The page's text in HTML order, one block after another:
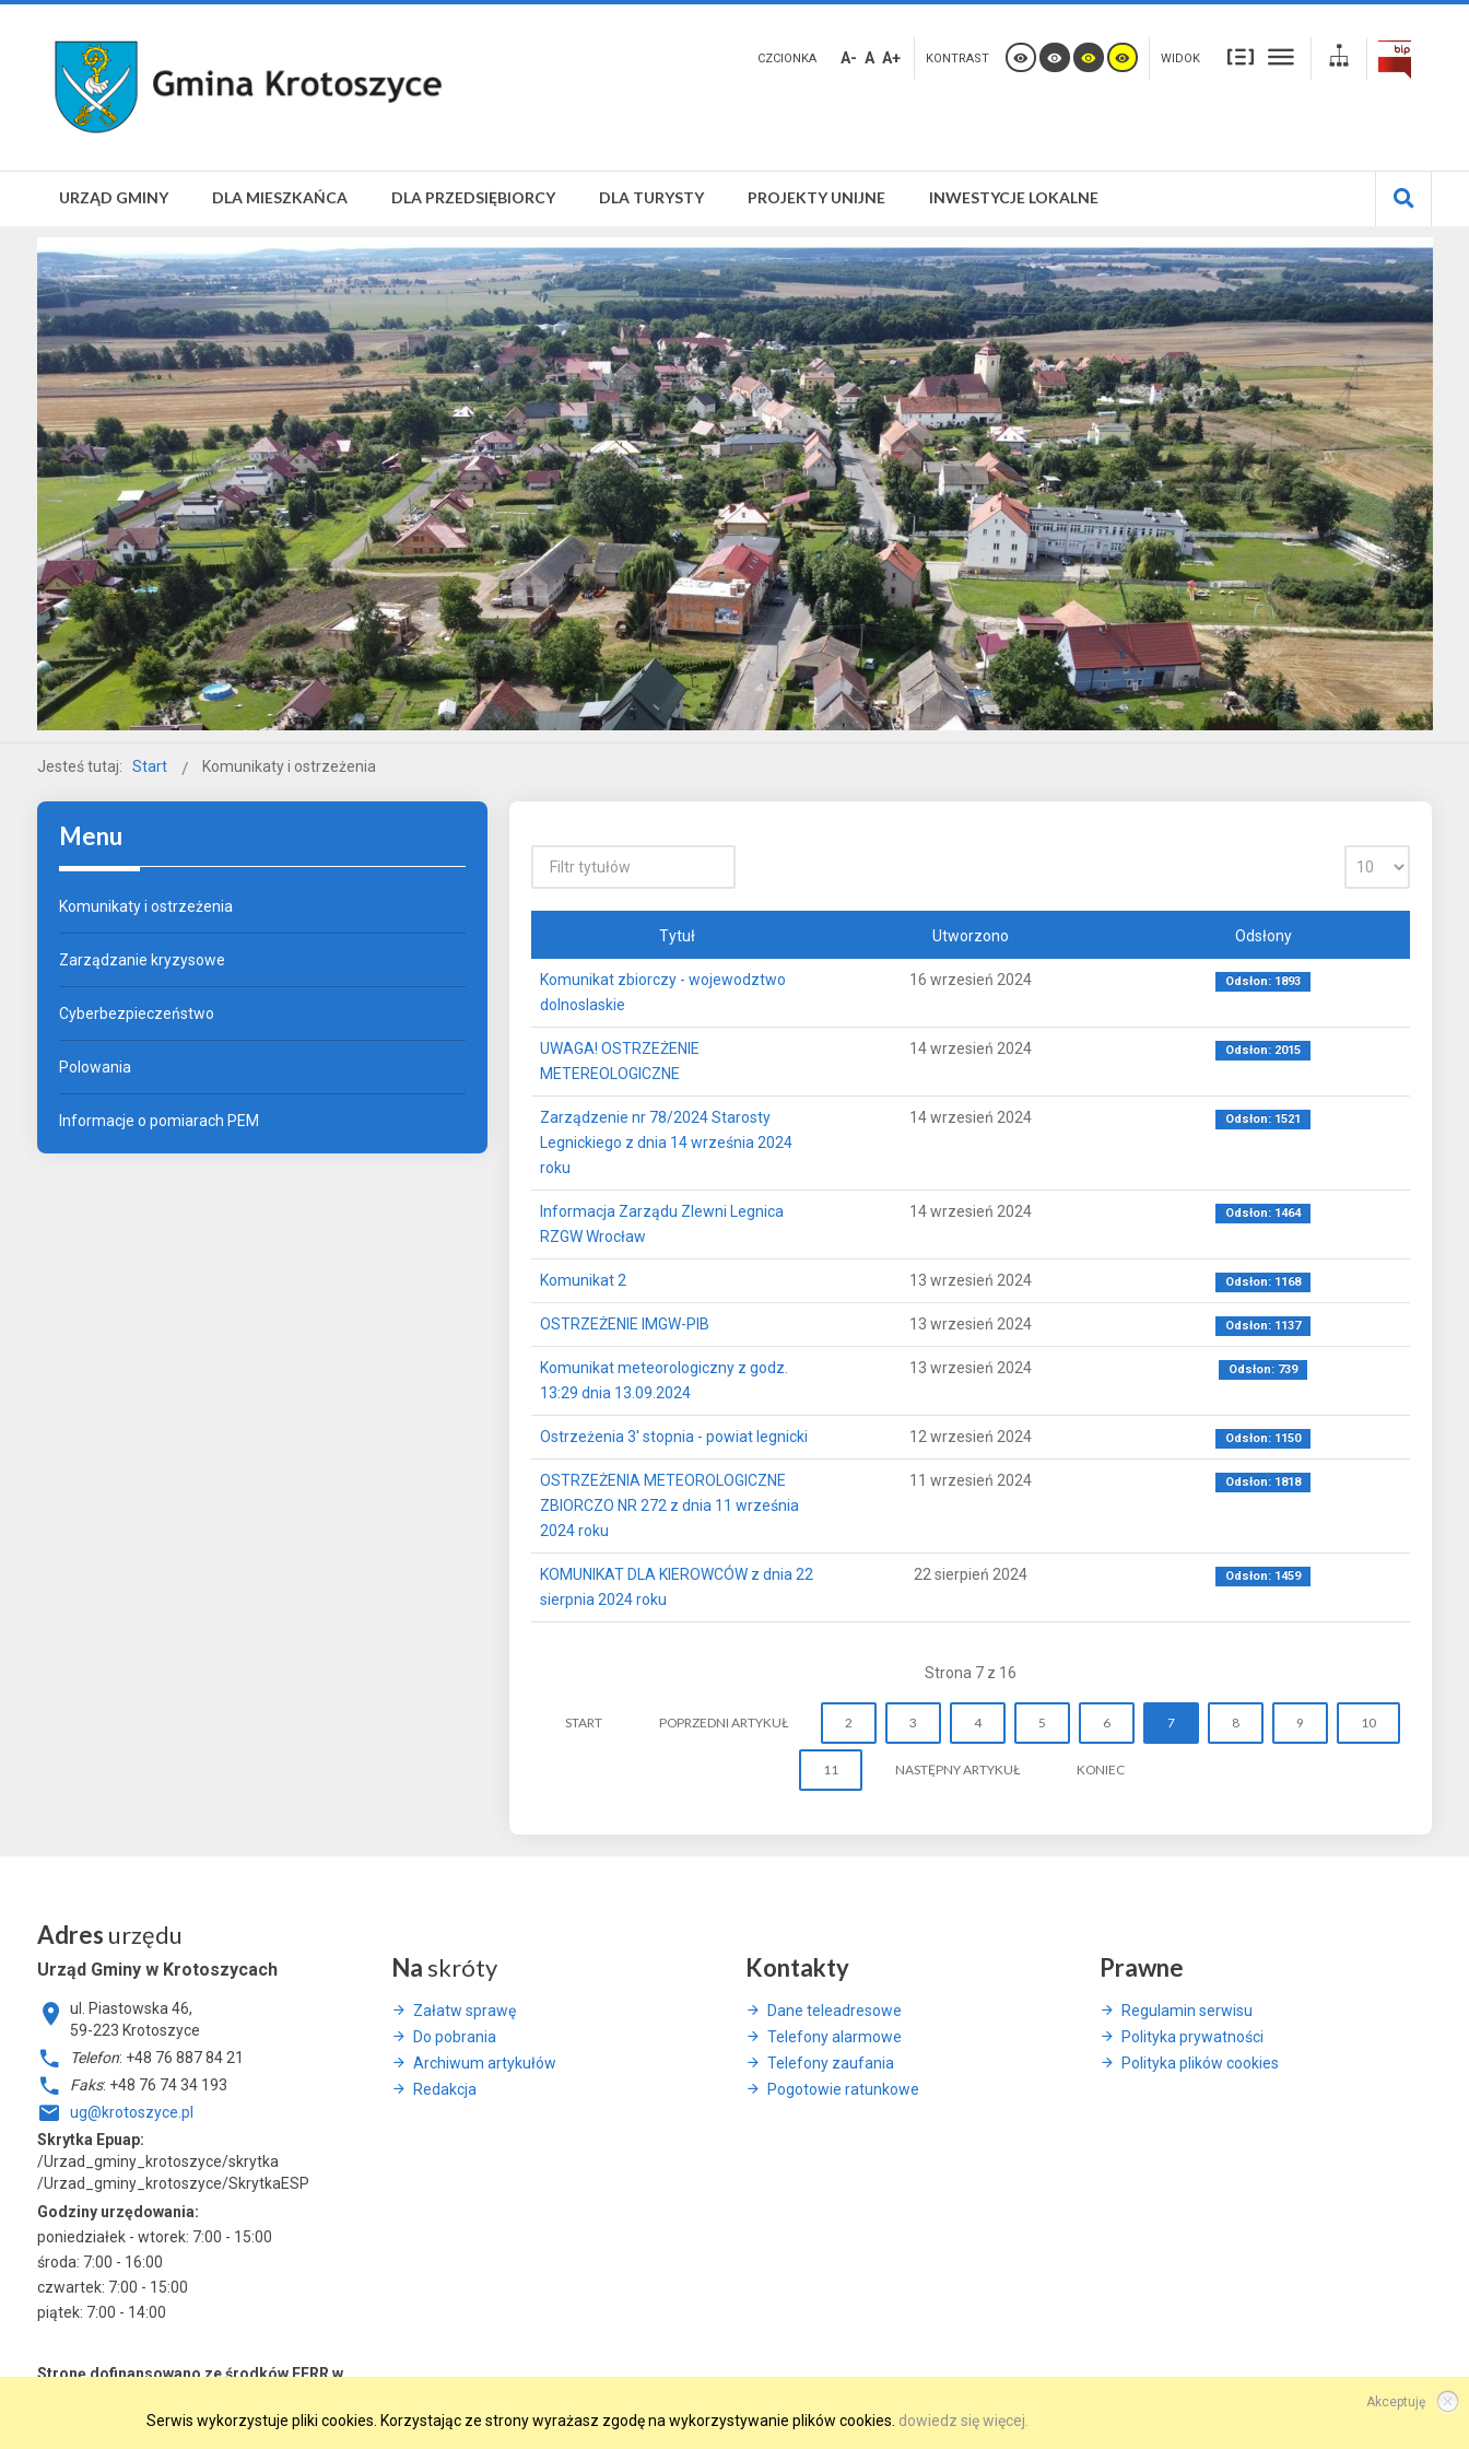
CZCIONKA A- A A+ KONTRAST WIDOK
URZĄD GMINY DLA MIESZKAŃCA DLA PRZEDSIĘBIORCY DLA TURYSTY PROJEKTY UNIJNE INWESTYCJE LOKALNE
Jesteś tutaj: Start Komunikaty i ostrzeżenia
Tytuł Utworzono Odsłony
Komunikat zbiorczy - wojewodztwo
dolnoslaskie
16 wrzesień 2024 Odsłon: 1893
UWAGA! OSTRZEŻENIE
METEREOLOGICZNE
14 wrzesień 2024 Odsłon: 2015
Zarządzenie nr 78/2024 Starosty
Legnickiego z dnia 14 września 2024
roku
14 wrzesień 2024 Odsłon: 1521
Informacja Zarządu Zlewni Legnica
RZGW Wrocław
14 wrzesień 2024 Odsłon: 1464
Komunikat 2 13 wrzesień 2024 Odsłon: 1168
OSTRZEŻENIE IMGW-PIB 13 wrzesień 2024 Odsłon: 1137
Komunikat meteorologiczny z godz.
13:29 dnia 13.09.2024
13 wrzesień 2024 Odsłon: 739
Ostrzeżenia 3' stopnia - powiat legnicki 12 wrzesień 2024 Odsłon: 1150
OSTRZEŻENIA METEOROLOGICZNE
ZBIORCZO NR 272 z dnia 11 września
2024 roku
11 wrzesień 2024 Odsłon: 1818
KOMUNIKAT DLA KIEROWCÓW z dnia 22
sierpnia 2024 roku
22 sierpień 2024 Odsłon: 1459
Strona 7 z 16
START POPRZEDNI ARTYKUŁ 2 3 4 5 6 7 8 9 10
11 NASTĘPNY ARTYKUŁ KONIEC
Menu
Komunikaty i ostrzeżenia
Zarządzanie kryzysowe
Cyberbezpieczeństwo
Polowania
Informacje o pomiarach PEM
Adres urzędu
Urząd Gminy w Krotoszycach
ul. Piastowska 46,
59-223 Krotoszyce
Telefon: +48 76 887 84 21
Faks: +48 76 74 34 193
ug@krotoszyce.pl
Skrytka Epuap:
/Urzad_gminy_krotoszyce/skrytka
/Urzad_gminy_krotoszyce/SkrytkaESP
Godziny urzędowania:
poniedziałek - wtorek: 7:00 - 15:00
środa: 7:00 - 16:00
czwartek: 7:00 - 15:00
piątek: 7:00 - 14:00
Stronę dofinansowano ze środków EFRR w
Na skróty
Załatw sprawę
Do pobrania
Archiwum artykułów
Redakcja
Kontakty
Dane teleadresowe
Telefony alarmowe
Telefony zaufania
Pogotowie ratunkowe
Prawne
Regulamin serwisu
Polityka prywatności
Polityka plików cookies
Akceptuję
Serwis wykorzystuje pliki cookies. Korzystając ze strony wyrażasz zgodę na wykorzystywanie plików cookies. dowiedz się więcej.